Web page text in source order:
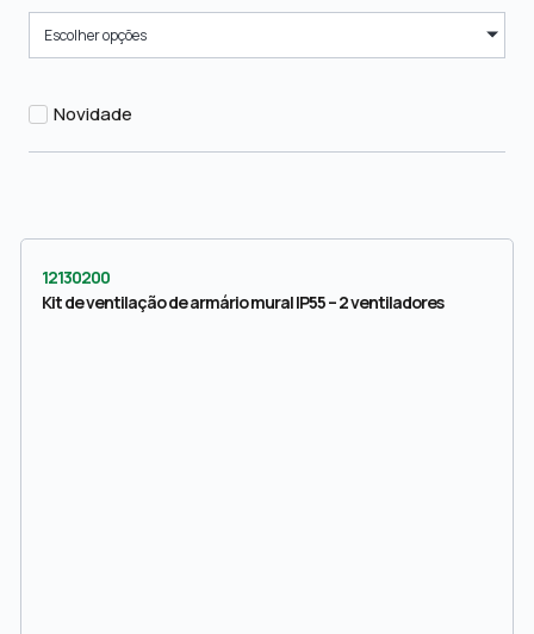
Escolher opções
Novidade
12130200
Kit de ventilação de armário mural IP55 – 2 ventiladores